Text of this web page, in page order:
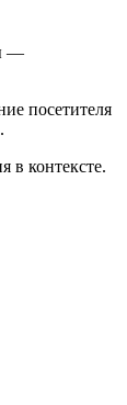
—
посетителя
в контексте.